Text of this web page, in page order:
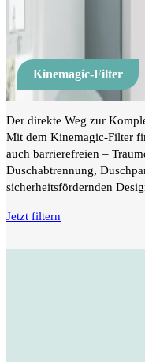
Kinemagic-Filter
Der direkte Weg zur
Mit dem Kinemagic-Filter
auch barrierefreien –
Duschabtrennung,
sicherheitsfördernden
Jetzt filtern